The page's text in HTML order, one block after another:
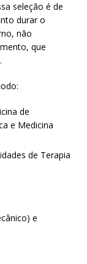
seleção é de
durar o
não
que
de
e Medicina
de Terapia
e